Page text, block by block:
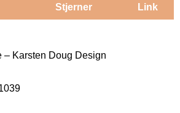
Stjerner Link
– Karsten Doug Design